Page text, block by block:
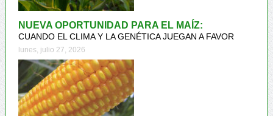
NUEVA OPORTUNIDAD PARA EL MAÍZ:
CUANDO EL CLIMA Y LA GENÉTICA JUEGAN A FAVOR
lunes, julio 27, 2026